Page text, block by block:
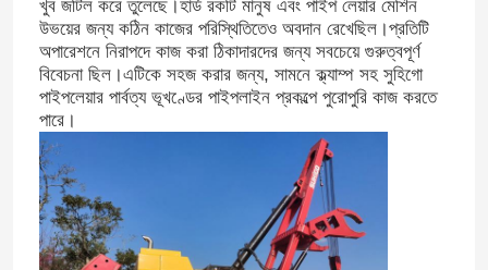
খুব জটিল করে তুলেছে।হার্ড রকটি মানুষ এবং পাইপ লেয়ার মেশিন
উভয়ের জন্য কঠিন কাজের পরিস্থিতিতেও অবদান রেখেছিল।প্রতিটি
অপারেশনে নিরাপদে কাজ করা ঠিকাদারদের জন্য সবচেয়ে গুরুত্বপূর্ণ
বিবেচনা ছিল।এটিকে সহজ করার জন্য, সামনে ক্ল্যাম্প সহ সুহিগো
পাইপলেয়ার পার্বত্য ভূখণ্ডের পাইপলাইন প্রকল্পে পুরোপুরি কাজ করতে
পারে।